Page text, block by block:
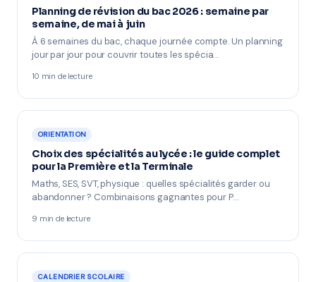
Planning de révision du bac 2026 : semaine par
semaine, de mai à juin
À 6 semaines du bac, chaque journée compte. Un planning
jour par jour pour couvrir toutes les spécia…
10 min de lecture
ORIENTATION
Choix des spécialités au lycée : le guide complet
pour la Première et la Terminale
Maths, SES, SVT, physique : quelles spécialités garder ou
abandonner ? Combinaisons gagnantes pour P…
9 min de lecture
CALENDRIER SCOLAIRE